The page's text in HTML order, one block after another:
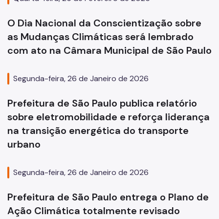
O Dia Nacional da Conscientização sobre
as Mudanças Climáticas será lembrado
com ato na Câmara Municipal de São Paulo
Segunda-feira, 26 de Janeiro de 2026
Prefeitura de São Paulo publica relatório
sobre eletromobilidade e reforça liderança
na transição energética do transporte
urbano
Segunda-feira, 26 de Janeiro de 2026
Prefeitura de São Paulo entrega o Plano de
Ação Climática totalmente revisado